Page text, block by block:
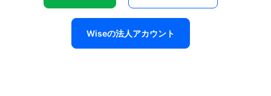
Wiseの法人アカウント